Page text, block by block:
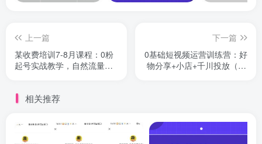
上一篇
某收费培训7-8月课程：0粉
起号实战教学，自然流量的
下一篇
0基础短视频运营训练营：好
物分享+小店+千川投放（26
相关推荐